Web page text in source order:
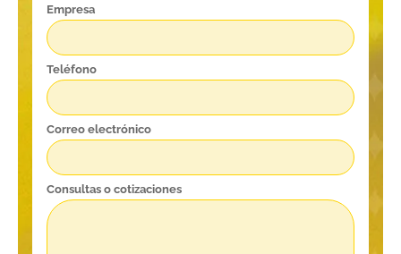
Empresa
Teléfono
Correo electrónico
Consultas o cotizaciones